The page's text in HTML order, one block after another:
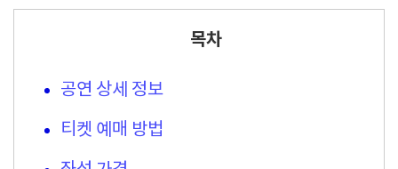
목차
공연 상세 정보
티켓 예매 방법